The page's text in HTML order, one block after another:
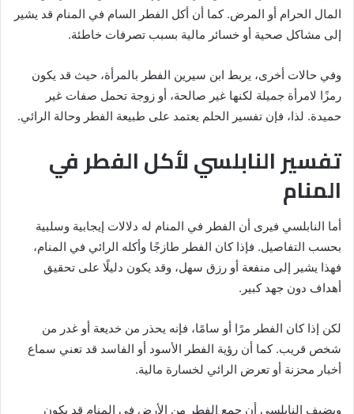
المال الحرام أو المرض. كما أن أكل الفطر السام في المنام قد يشير
إلى مشاكل صحية أو خسائر مالية بسبب تصرفات خاطئة.
وفي حالات أخرى، يربط ابن سيرين الفطر بالمرأة، حيث قد يكون
رمزًا لامرأة جميلة لكنها غير صالحة، أو زوجة تحمل صفات غير
حميدة. لذا، فإن تفسير الحلم يعتمد على طبيعة الفطر وحالة الرائي.
تفسير النابلسي لأكل الفطر في
المنام
أما النابلسي فيرى أن الفطر في المنام له دلالات إيجابية وسلبية
بحسب التفاصيل. فإذا كان الفطر طازجًا وأكله الرائي في المنام،
فهذا يشير إلى منفعة أو رزق سهل، وقد يكون دليلًا على تحقيق
أهداف دون جهد كبير.
لكن إذا كان الفطر مرًا أو سامًا، فإنه يحذر من خديعة أو غدر من
شخص قريب. كما أن رؤية الفطر الأسود أو الفاسد قد تعني سماع
أخبار محزنة أو تعرض الرائي لخسارة مالية.
ويضيف النابلسي أن جمع الفطر من الأرض في المنام قد يكون